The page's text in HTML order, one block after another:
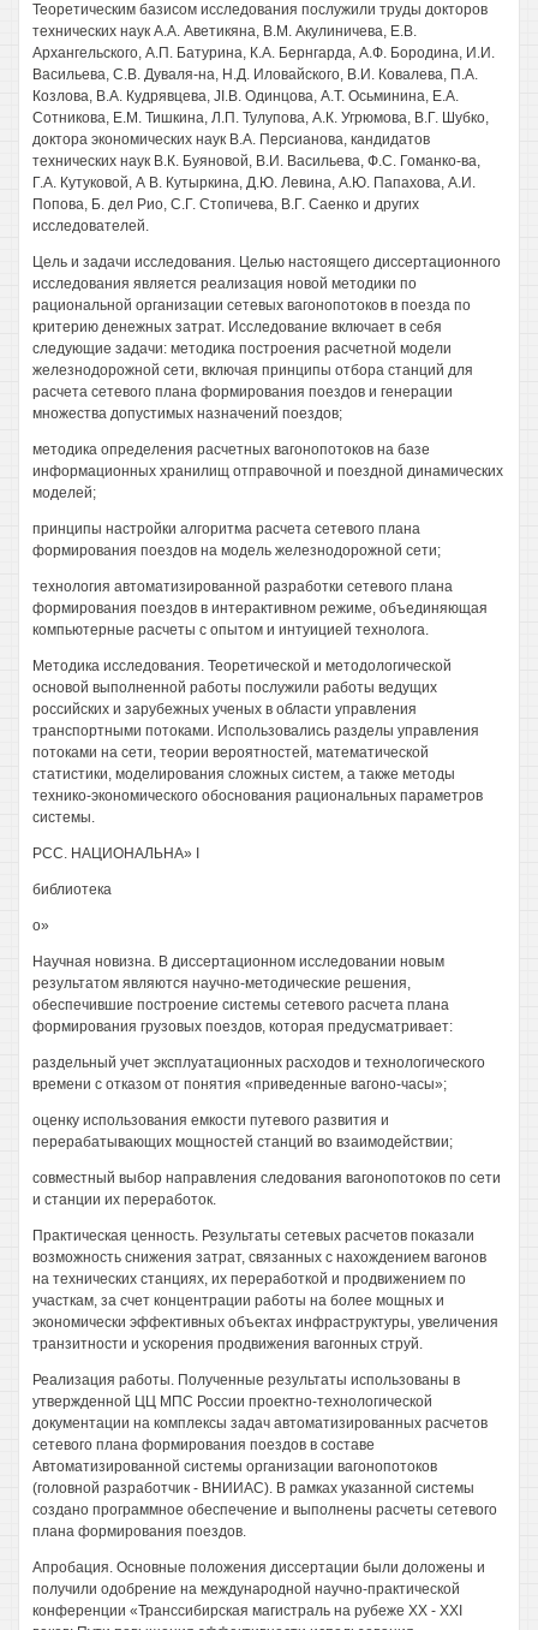
Теоретическим базисом исследования послужили труды докторов
технических наук A.A. Аветикяна, В.М. Акулиничева, Е.В.
Архангельского, А.П. Батурина, К.А. Бернгарда, А.Ф. Бородина, И.И.
Васильева, C.B. Дуваля-на, Н.Д. Иловайского, В.И. Ковалева, П.А.
Козлова, В.А. Кудрявцева, JI.B. Одинцова, А.Т. Осьминина, Е.А.
Сотникова, Е.М. Тишкина, Л.П. Тулупова, А.К. Угрюмова, В.Г. Шубко,
доктора экономических наук В.А. Персианова, кандидатов
технических наук В.К. Буяновой, В.И. Васильева, Ф.С. Гоманко-ва,
Г.А. Кутуковой, А В. Кутыркина, Д.Ю. Левина, А.Ю. Папахова, А.И.
Попова, Б. дел Рио, С.Г. Стопичева, В.Г. Саенко и других
исследователей.
Цель и задачи исследования. Целью настоящего диссертационного
исследования является реализация новой методики по
рациональной организации сетевых вагонопотоков в поезда по
критерию денежных затрат. Исследование включает в себя
следующие задачи: методика построения расчетной модели
железнодорожной сети, включая принципы отбора станций для
расчета сетевого плана формирования поездов и генерации
множества допустимых назначений поездов;
методика определения расчетных вагонопотоков на базе
информационных хранилищ отправочной и поездной динамических
моделей;
принципы настройки алгоритма расчета сетевого плана
формирования поездов на модель железнодорожной сети;
технология автоматизированной разработки сетевого плана
формирования поездов в интерактивном режиме, объединяющая
компьютерные расчеты с опытом и интуицией технолога.
Методика исследования. Теоретической и методологической
основой выполненной работы послужили работы ведущих
российских и зарубежных ученых в области управления
транспортными потоками. Использовались разделы управления
потоками на сети, теории вероятностей, математической
статистики, моделирования сложных систем, а также методы
технико-экономического обоснования рациональных параметров
системы.
РСС. НАЦИОНАЛЬНА» I
библиотека
о»
Научная новизна. В диссертационном исследовании новым
результатом являются научно-методические решения,
обеспечившие построение системы сетевого расчета плана
формирования грузовых поездов, которая предусматривает:
раздельный учет эксплуатационных расходов и технологического
времени с отказом от понятия «приведенные вагоно-часы»;
оценку использования емкости путевого развития и
перерабатывающих мощностей станций во взаимодействии;
совместный выбор направления следования вагонопотоков по сети
и станции их переработок.
Практическая ценность. Результаты сетевых расчетов показали
возможность снижения затрат, связанных с нахождением вагонов
на технических станциях, их переработкой и продвижением по
участкам, за счет концентрации работы на более мощных и
экономически эффективных объектах инфраструктуры, увеличения
транзитности и ускорения продвижения вагонных струй.
Реализация работы. Полученные результаты использованы в
утвержденной ЦЦ МПС России проектно-технологической
документации на комплексы задач автоматизированных расчетов
сетевого плана формирования поездов в составе
Автоматизированной системы организации вагонопотоков
(головной разработчик - ВНИИАС). В рамках указанной системы
создано программное обеспечение и выполнены расчеты сетевого
плана формирования поездов.
Апробация. Основные положения диссертации были доложены и
получили одобрение на международной научно-практической
конференции «Транссибирская магистраль на рубеже XX - XXI